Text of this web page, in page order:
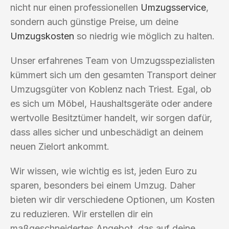
nicht nur einen professionellen Umzugsservice,
sondern auch günstige Preise, um deine
Umzugskosten so niedrig wie möglich zu halten.
Unser erfahrenes Team von Umzugsspezialisten
kümmert sich um den gesamten Transport deiner
Umzugsgüter von Koblenz nach Triest. Egal, ob
es sich um Möbel, Haushaltsgeräte oder andere
wertvolle Besitztümer handelt, wir sorgen dafür,
dass alles sicher und unbeschädigt an deinem
neuen Zielort ankommt.
Wir wissen, wie wichtig es ist, jeden Euro zu
sparen, besonders bei einem Umzug. Daher
bieten wir dir verschiedene Optionen, um Kosten
zu reduzieren. Wir erstellen dir ein